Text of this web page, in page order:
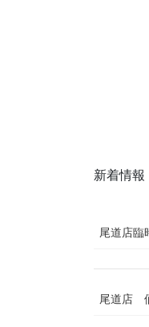
新着情報
尾道店臨
尾道店